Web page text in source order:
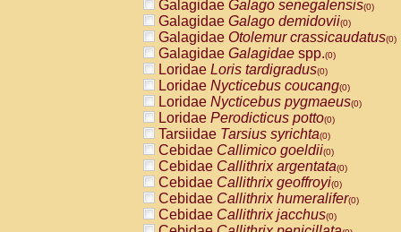
Galagidae Galago senegalensis(0)
Galagidae Galago demidovii(0)
Galagidae Otolemur crassicaudatus(0)
Galagidae Galagidae spp.(0)
Loridae Loris tardigradus(0)
Loridae Nycticebus coucang(0)
Loridae Nycticebus pygmaeus(0)
Loridae Perodicticus potto(0)
Tarsiidae Tarsius syrichta(0)
Cebidae Callimico goeldii(0)
Cebidae Callithrix argentata(0)
Cebidae Callithrix geoffroyi(0)
Cebidae Callithrix humeralifer(0)
Cebidae Callithrix jacchus(0)